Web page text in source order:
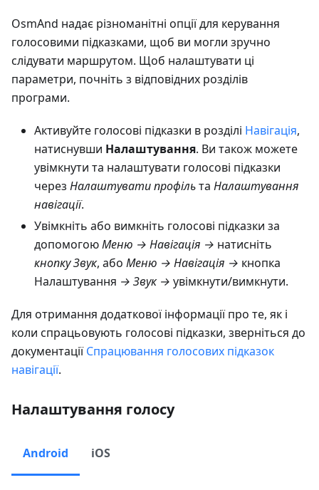
OsmAnd надає різноманітні опції для керування
голосовими підказками, щоб ви могли зручно
слідувати маршрутом. Щоб налаштувати ці
параметри, почніть з відповідних розділів
програми.
Активуйте голосові підказки в розділі Навігація,
натиснувши Налаштування. Ви також можете
увімкнути та налаштувати голосові підказки
через Налаштувати профільта Налаштування
навігації.
Увімкніть або вимкніть голосові підказки за
допомогоюМеню → Навігація → натисніть
кнопку Звук, або Меню → Навігація → кнопка
Налаштування → Звук → увімкнути/вимкнути.
Для отримання додаткової інформації про те, як і
коли спрацьовують голосові підказки, зверніться до
документаціїСпрацювання голосових підказок
навігації.
Налаштування голосу
Android iOS